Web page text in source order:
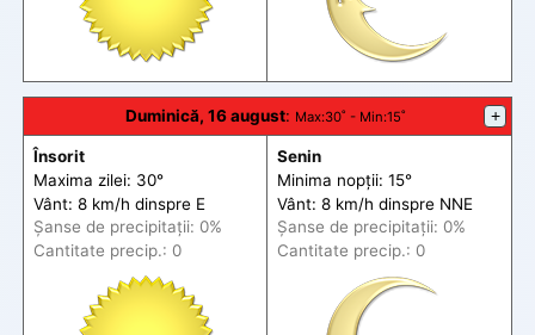
Duminică, 16 august: Max:30˚ - Min:15˚ +
Însorit
Maxima zilei: 30°
Vânt: 8 km/h dinspre E
Șanse de precipitații: 0%
Cantitate precip.: 0
Senin
Minima nopții: 15°
Vânt: 8 km/h dinspre NNE
Șanse de precipitații: 0%
Cantitate precip.: 0